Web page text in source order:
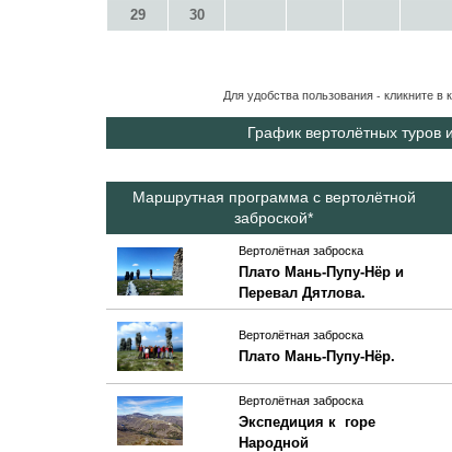
29
30
Для удобства пользования - кликните
График вертолётных
Маршрутная программа с вертолётной
заброской*
Вертолётная заброска
Плато Мань-Пупу-Нёр и
Перевал Дятлова.
Вертолётная заброска
Плато Мань-Пупу-Нёр.
Вертолётная заброска
Экспедиция к горе
Народной